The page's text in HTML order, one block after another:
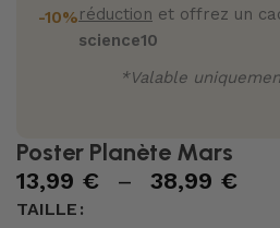
Poster Planète Mars
13,99 € – 38,99 €
-10%réduction et offrez un
science10
*Valable
TAILLE